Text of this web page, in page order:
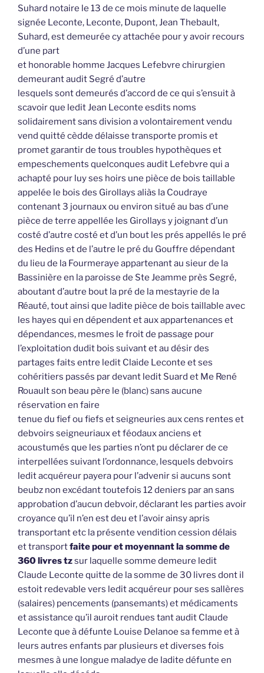
Suhard notaire le 13 de ce mois minute de laquelle
signée Leconte, Leconte, Dupont, Jean Thebault,
Suhard, est demeurée cy attachée pour y avoir recours
d’une part
et honorable homme Jacques Lefebvre chirurgien
demeurant audit Segré d’autre
lesquels sont demeurés d’accord de ce qui s’ensuit à
scavoir que ledit Jean Leconte esdits noms
solidairement sans division a volontairement vendu
vend quitté cèdde délaisse transporte promis et
promet garantir de tous troubles hypothèques et
empeschements quelconques audit Lefebvre qui a
achapté pour luy ses hoirs une pièce de bois taillable
appelée le bois des Girollays aliàs la Coudraye
contenant 3 journaux ou environ situé au bas d’une
pièce de terre appellée les Girollays y joignant d’un
costé d’autre costé et d’un bout les prés appellés le pré
des Hedins et de l’autre le pré du Gouffre dépendant
du lieu de la Fourmeraye appartenant au sieur de la
Bassinière en la paroisse de Ste Jeamme près Segré,
aboutant d’autre bout la pré de la mestayrie de la
Réauté, tout ainsi que ladite pièce de bois taillable avec
les hayes qui en dépendent et aux appartenances et
dépendances, mesmes le froit de passage pour
l’exploitation dudit bois suivant et au désir des
partages faits entre ledit Claide Leconte et ses
cohéritiers passés par devant ledit Suard et Me René
Rouault son beau père le (blanc) sans aucune
réservation en faire
tenue du fief ou fiefs et seigneuries aux cens rentes et
debvoirs seigneuriaux et féodaux anciens et
acoustumés que les parties n’ont pu déclarer de ce
interpellées suivant l’ordonnance, lesquels debvoirs
ledit acquéreur payera pour l’advenir si aucuns sont
beubz non excédant toutefois 12 deniers par an sans
approbation d’aucun debvoir, déclarant les parties avoir
croyance qu’il n’en est deu et l’avoir ainsy apris
transportant etc la présente vendition cession délais
et transportfaite pour et moyennant la somme de
360 livres tzsur laquelle somme demeure ledit
Claude Leconte quitte de la somme de 30 livres dont il
estoit redevable vers ledit acquéreur pour ses sallères
(salaires) pencements (pansemants) et médicaments
et assistance qu’il auroit rendues tant audit Claude
Leconte que à défunte Louise Delanoe sa femme et à
leurs autres enfants par plusieurs et diverses fois
mesmes à une longue maladye de ladite défunte en